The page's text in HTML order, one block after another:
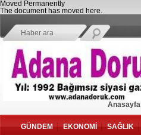
Moved Permanently
The document has moved here.
Anasayfa
GÜNDEM EKONOMİ SAĞLIK